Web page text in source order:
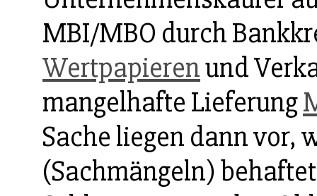
MBI/MBO durch
Wertpapierenund
mangelhafte Lieferung
Sache liegen dann vor,
(Sachmängeln)